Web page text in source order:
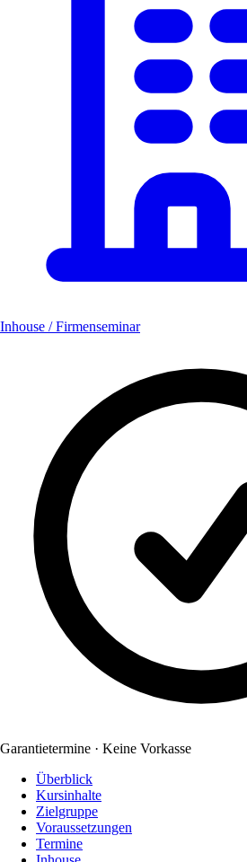
Inhouse / Firmenseminar
Garantietermine · Keine Vorkasse
Überblick
Kursinhalte
Zielgruppe
Voraussetzungen
Termine